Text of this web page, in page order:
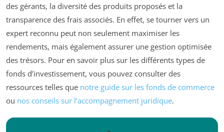
des gérants, la diversité des produits proposés et la
transparence des frais associés. En effet, se tourner vers un
expert reconnu peut non seulement maximiser les
rendements, mais également assurer une gestion optimisée
des trésors. Pour en savoir plus sur les différents types de
fonds d’investissement, vous pouvez consulter des
ressources telles que notre guide sur les fonds de commerce
ou nos conseils sur l’accompagnement juridique.